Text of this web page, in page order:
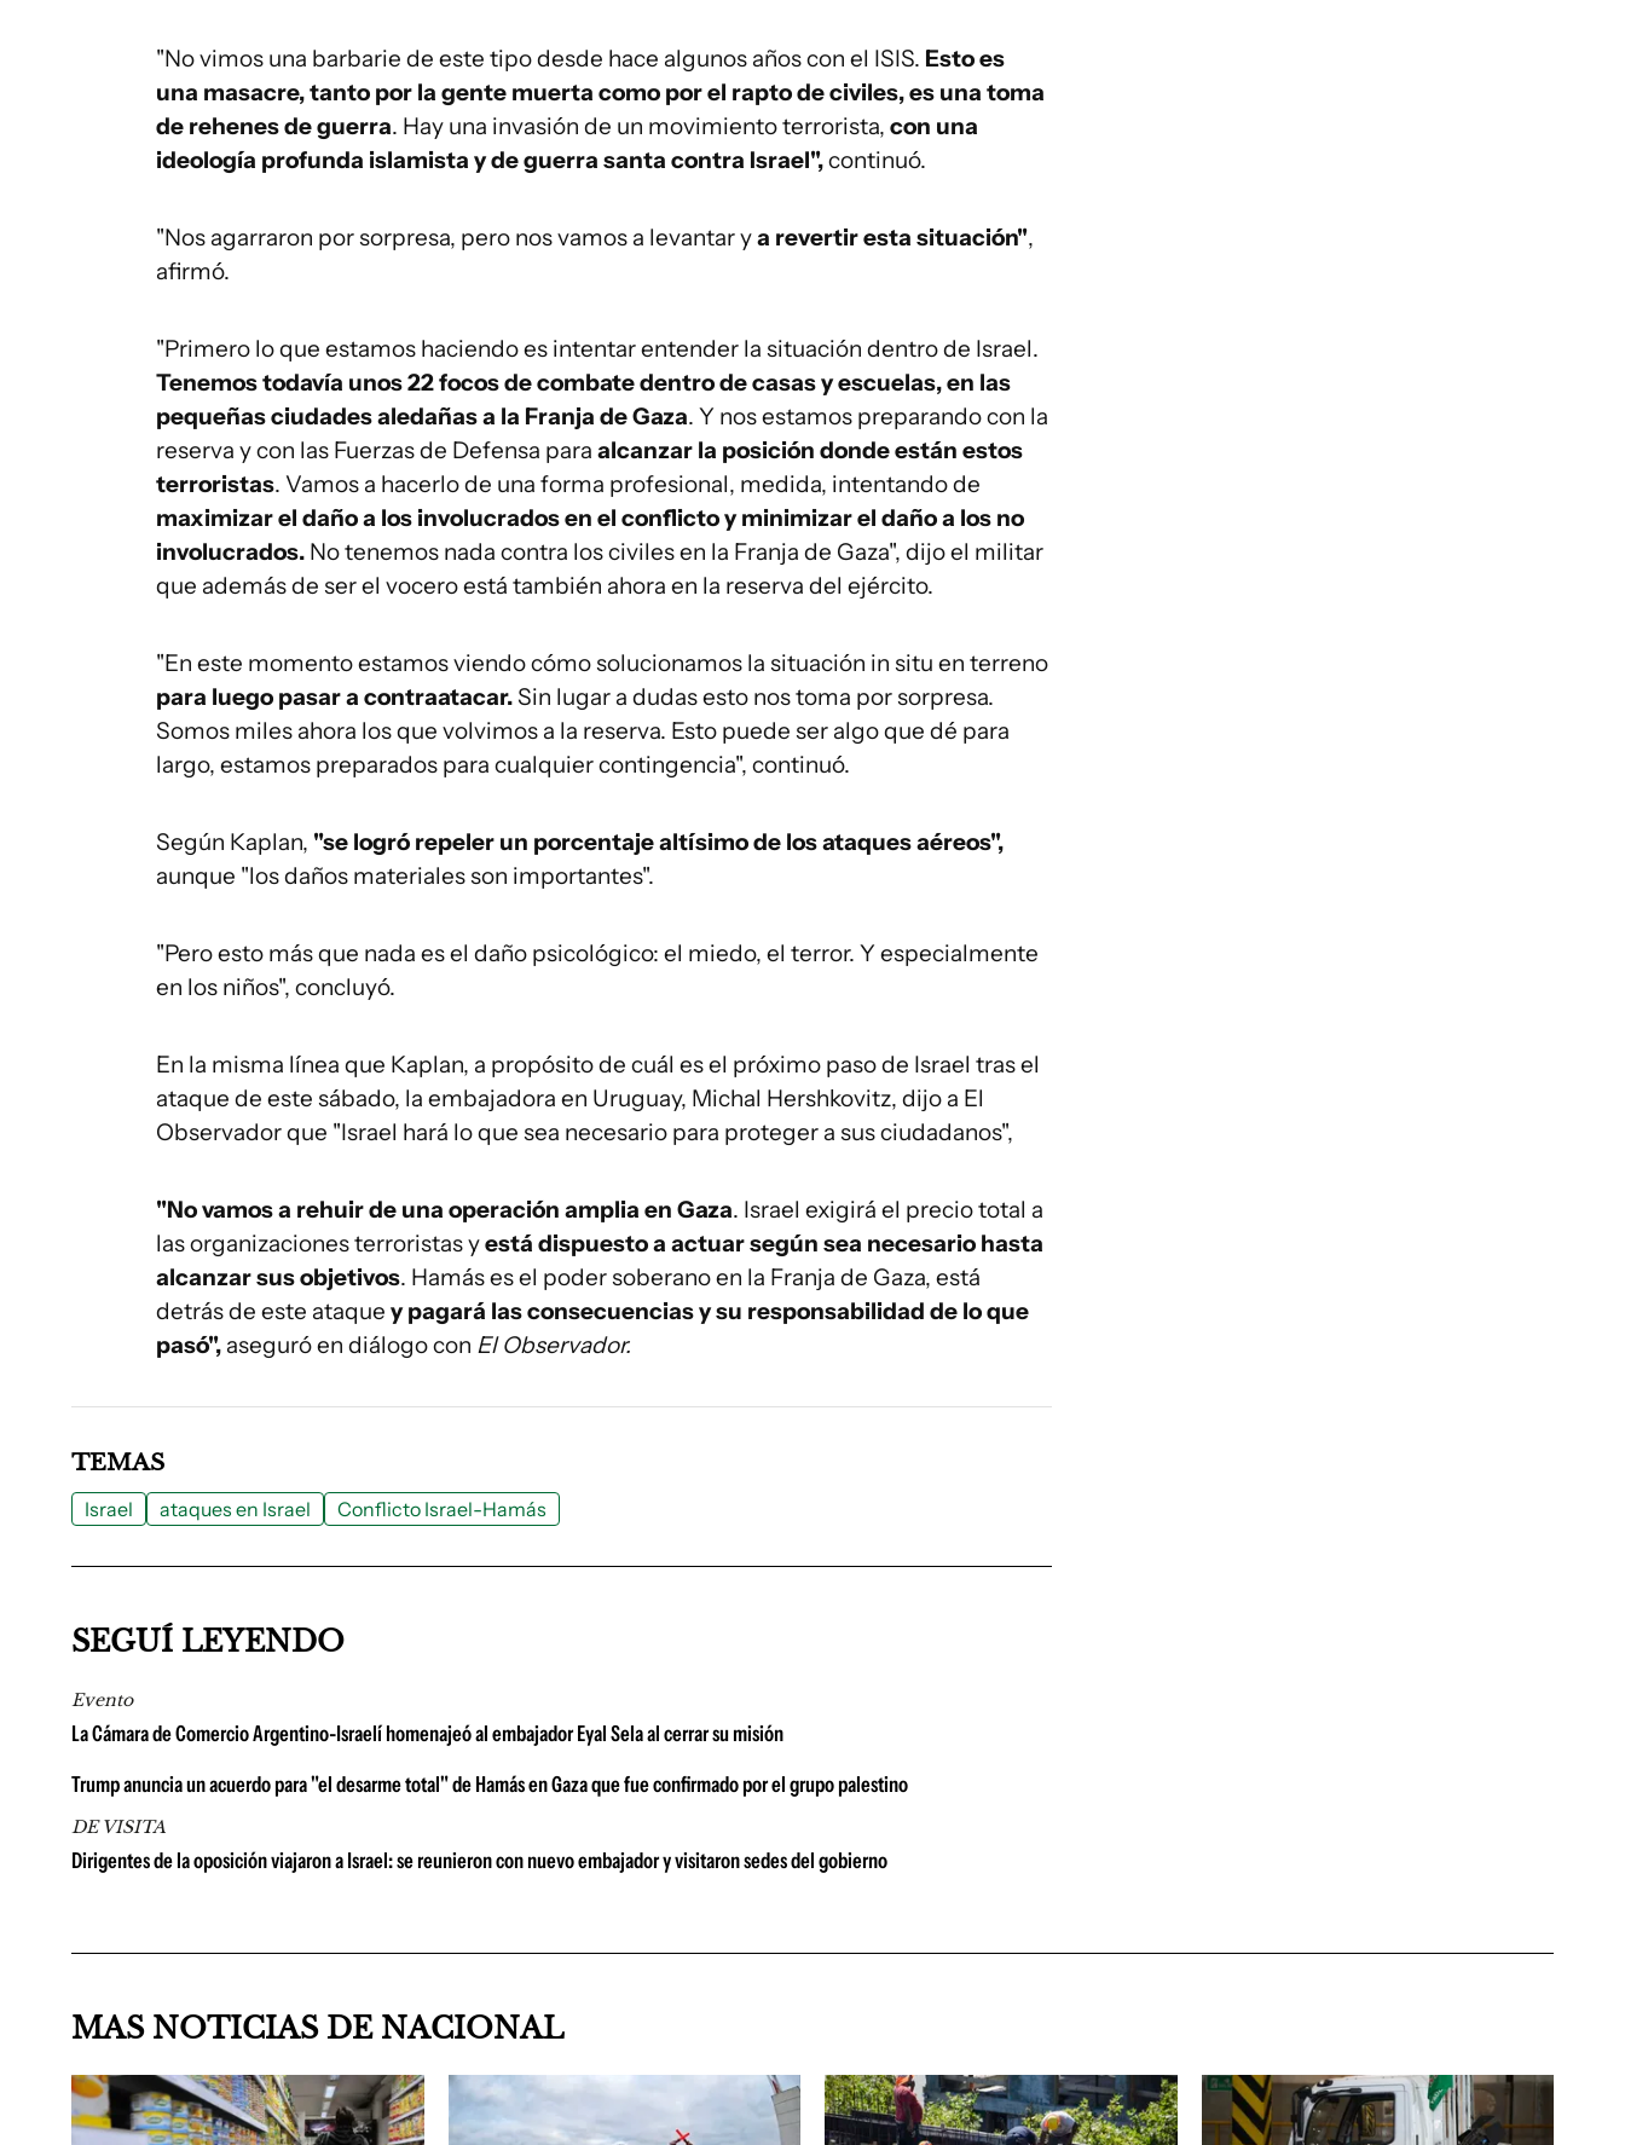
"No vimos una barbarie de este tipo desde hace algunos años con el ISIS. Esto es
una masacre, tanto por la gente muerta como por el rapto de civiles, es una toma
de rehenes de guerra. Hay una invasión de un movimiento terrorista, con una
ideología profunda islamista y de guerra santa contra Israel",continuó.
"Nos agarraron por sorpresa, pero nos vamos a levantar ya revertir esta situación",
afirmó.
"Primero lo que estamos haciendo es intentar entender la situación dentro de Israel.
Tenemos todavía unos 22 focos de combate dentro de casas y escuelas, en las
pequeñas ciudades aledañas a la Franja de Gaza. Y nos estamos preparando con la
reserva y con las Fuerzas de Defensa para alcanzar la posición donde están estos
terroristas. Vamos a hacerlo de una forma profesional, medida, intentando de
maximizar el daño a los involucrados en el conflicto y minimizar el daño a los no
involucrados. No tenemos nada contra los civiles en la Franja de Gaza", dijo el militar
que además de ser el vocero está también ahora en la reserva del ejército.
"En este momento estamos viendo cómo solucionamos la situación in situ en terreno
para luego pasar a contraatacar. Sin lugar a dudas esto nos toma por sorpresa.
Somos miles ahora los que volvimos a la reserva. Esto puede ser algo que dé para
largo, estamos preparados para cualquier contingencia", continuó.
Según Kaplan, "se logró repeler un porcentaje altísimo de los ataques aéreos",
aunque "los daños materiales son importantes".
"Pero esto más que nada es el daño psicológico: el miedo, el terror. Y especialmente
en los niños", concluyó.
En la misma línea que Kaplan, a propósito de cuál es el próximo paso de Israel tras el
ataque de este sábado, la embajadora en Uruguay, Michal Hershkovitz, dijo a El
Observador que "Israel hará lo que sea necesario para proteger a sus ciudadanos",
"No vamos a rehuir de una operación amplia en Gaza. Israel exigirá el precio total a
las organizaciones terroristas yestá dispuesto a actuar según sea necesario hasta
alcanzar sus objetivos. Hamás es el poder soberano en la Franja de Gaza, está
detrás de este ataque y pagará las consecuencias y su responsabilidad de lo que
pasó", aseguró en diálogo con El Observador.
TEMAS
Israel ataques en Israel Conflicto Israel-Hamás
SEGUÍ LEYENDO
Evento
La Cámara de Comercio Argentino-Israelí homenajeó al embajador Eyal Sela al cerrar su misión
Trump anuncia un acuerdo para "el desarme total" de Hamás en Gaza que fue confirmado por el grupo palestino
DE VISITA
Dirigentes de la oposición viajaron a Israel: se reunieron con nuevo embajador y visitaron sedes del gobierno
MAS NOTICIAS DE NACIONAL